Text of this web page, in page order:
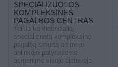
SPECIALIZUOTOS
KOMPLEKSINĖS
PAGALBOS CENTRAS
Teikia konfidencialią,
specializuotą kompleksinę
pagalbą smurtą artimoje
aplinkoje patyrusiems
asmenims visoje Lietuvoje.